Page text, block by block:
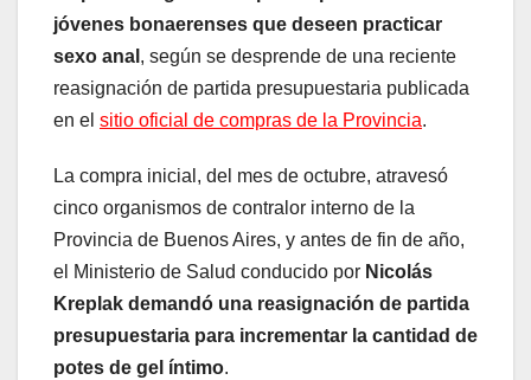
jóvenes bonaerenses que deseen practicar
sexo anal , según se desprende de una reciente
reasignación de partida presupuestaria publicada
en el sitio oficial de compras de la Provincia.
La compra inicial, del mes de octubre, atravesó
cinco organismos de contralor interno de la
Provincia de Buenos Aires, y antes de fin de año,
el Ministerio de Salud conducido por Nicolás
Kreplak demandó una reasignación de partida
presupuestaria para incrementar la cantidad de
potes de gel íntimo.